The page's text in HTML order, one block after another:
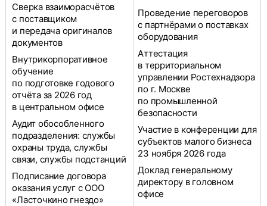
Сверка взаиморасчётов
с поставщиком
и передача оригиналов
документов
Внутрикорпоративное
обучение
по подготовке годового
отчёта за 2026 год
в центральном офисе
Аудит обособленного
подразделения: службы
охраны труда, службы
связи, службы подстанций
Подписание договора
оказания услуг с ООО
«Ласточкино гнездо»
Проведение переговоров
с партнёрами о поставках
оборудования
Аттестация
в территориальном
управлении Ростехнадзора
по г. Москве
по промышленной
безопасности
Участие в конференции для
субъектов малого бизнеса
23 ноября 2026 года
Доклад генеральному
директору в головном
офисе